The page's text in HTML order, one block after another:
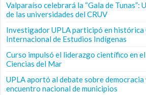
Valparaíso celebrará la “Gala de Tunas”:
de las universidades del CRUV
Investigador UPLA participó en histórica
Internacional de Estudios Indígenas
Curso impulsó el liderazgo científico en
Ciencias del Mar
UPLA aportó al debate sobre
encuentro nacional de municipios